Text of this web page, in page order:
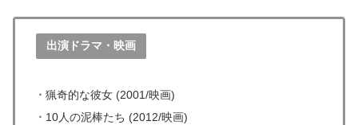
出演ドラマ・映画
・ 猟奇的な彼女 (2001/映画)
・ 10人の泥棒たち (2012/映画)